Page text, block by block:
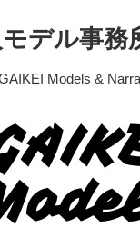
デル事務
Models &